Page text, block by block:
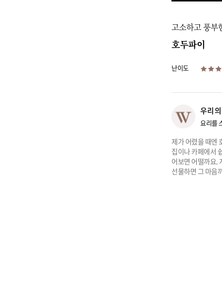
고소하고 풍부
호두파이
난이도
우리
요리를
제가 어렸을 때엔
집이나 카페에서
어보면 어떨까요.
선물하면 그 마음